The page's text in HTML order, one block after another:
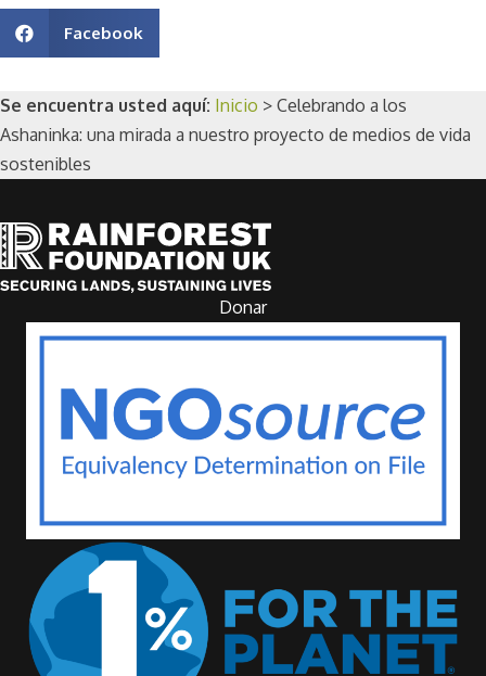
Facebook
Se encuentra usted aquí: Inicio > Celebrando a los
Ashaninka: una mirada a nuestro proyecto de medios de vida
sostenibles
Donar